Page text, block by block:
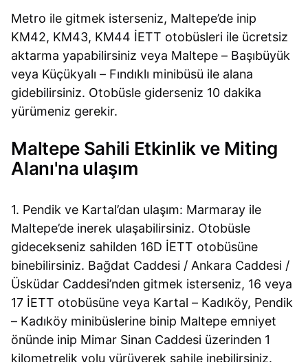
Metro ile gitmek isterseniz, Maltepe’de inip
KM42, KM43, KM44 İETT otobüsleri ile ücretsiz
aktarma yapabilirsiniz veya Maltepe – Başıbüyük
veya Küçükyalı – Fındıklı minibüsü ile alana
gidebilirsiniz. Otobüsle giderseniz 10 dakika
yürümeniz gerekir.
Maltepe Sahili Etkinlik ve Miting
Alanı'na ulaşım
1. Pendik ve Kartal’dan ulaşım: Marmaray ile
Maltepe’de inerek ulaşabilirsiniz. Otobüsle
gidecekseniz sahilden 16D İETT otobüsüne
binebilirsiniz. Bağdat Caddesi / Ankara Caddesi /
Üsküdar Caddesi’nden gitmek isterseniz, 16 veya
17 İETT otobüsüne veya Kartal – Kadıköy, Pendik
– Kadıköy minibüslerine binip Maltepe emniyet
önünde inip Mimar Sinan Caddesi üzerinden 1
kilometrelik yolu yürüyerek sahile inebilirsiniz.